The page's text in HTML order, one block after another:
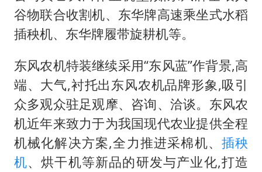
谷物联合收割机、东华牌高速乘坐式水稻
插秧机、东华牌履带旋耕机等。
东风农机特装继续采用“东风蓝”作背景,高
端、大气,衬托出东风农机品牌形象,吸引
众多观众驻足观摩、咨询、洽谈。东风农
机近年来致力于为我国现代农业提供全程
机械化解决方案,全力推进采棉机、 插秧
机、烘干机等新品的研发与产业化,打造